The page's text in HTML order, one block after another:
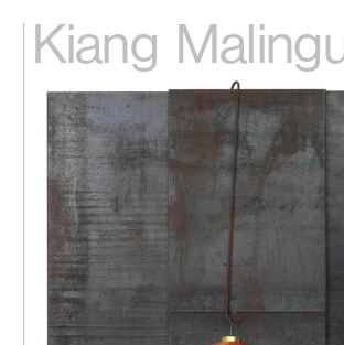
Kiang
主頁
展覽
藝術家
視頻
新訊
關於我們
English